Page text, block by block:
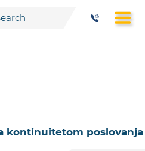
kontinuitetom poslovanja